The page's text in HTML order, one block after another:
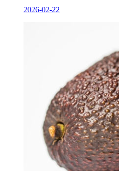
2026-02-22